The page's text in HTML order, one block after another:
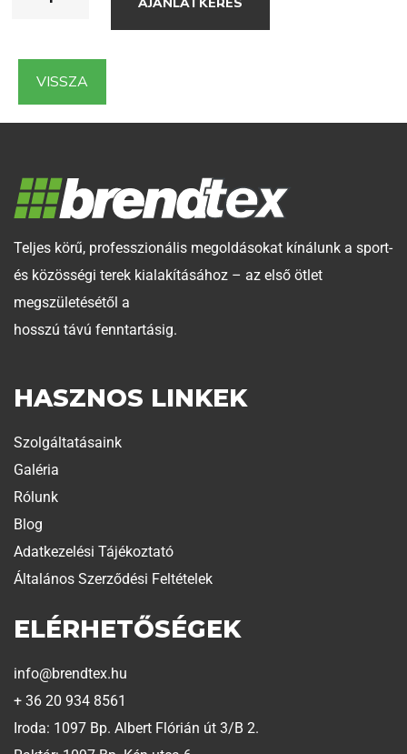
VISSZA
Teljes körű, professzionális megoldásokat kínálunk a sport-
és közösségi terek kialakításához – az első ötlet
megszületésétől a
hosszú távú fenntartásig.
HASZNOS LINKEK
Szolgáltatásaink
Galéria
Rólunk
Blog
Adatkezelési Tájékoztató
Általános Szerződési Feltételek
ELÉRHETŐSÉGEK
info@brendtex.hu
+ 36 20 934 8561
Iroda: 1097 Bp. Albert Flórián út 3/B 2.